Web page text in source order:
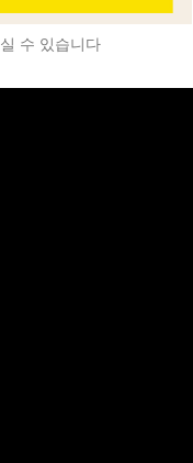
수 있습니다